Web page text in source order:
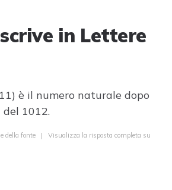
in Lettere
è il numero naturale dopo
1012.
della fonte | Visualizza la risposta completa su